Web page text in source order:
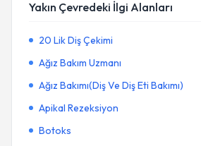
Yakın Çevredeki İlgi Alanları
20 Lik Diş Çekimi
Ağız Bakım Uzmanı
Ağız Bakımı(Diş Ve Diş Eti Bakımı)
Apikal Rezeksiyon
Botoks